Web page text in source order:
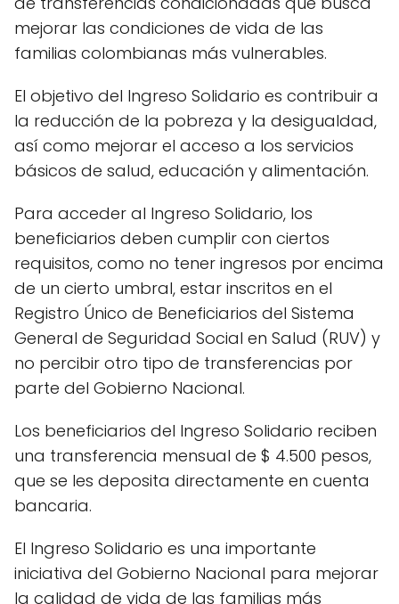
mejorar las condiciones de vida de las
familias colombianas más vulnerables.
El objetivo del Ingreso Solidario es contribuir a
la reducción de la pobreza y la desigualdad,
así como mejorar el acceso a los servicios
básicos de salud, educación y alimentación.
Para acceder al Ingreso Solidario, los
beneficiarios deben cumplir con ciertos
requisitos, como no tener ingresos por encima
de un cierto umbral, estar inscritos en el
Registro Único de Beneficiarios del Sistema
General de Seguridad Social en Salud (RUV) y
no percibir otro tipo de transferencias por
parte del Gobierno Nacional.
Los beneficiarios del Ingreso Solidario reciben
una transferencia mensual de $ 4.500 pesos,
que se les deposita directamente en cuenta
bancaria.
El Ingreso Solidario es una importante
iniciativa del Gobierno Nacional para mejorar
la calidad de vida de las familias más